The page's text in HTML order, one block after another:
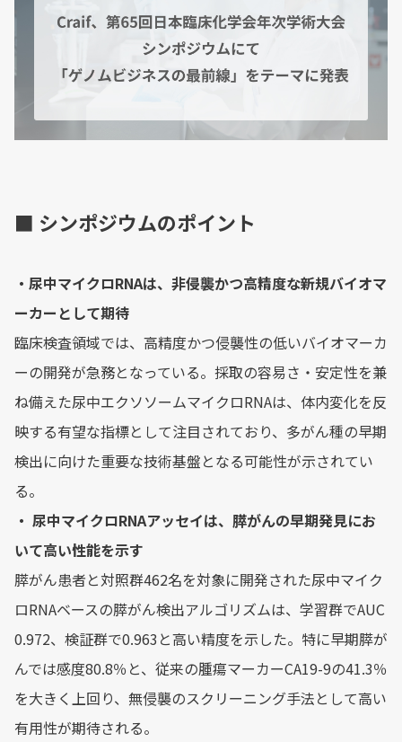
■ シンポジウムのポイント
・尿中マイクロRNAは、非侵襲かつ高精度な新規バイオマ
ーカーとして期待
臨床検査領域では、高精度かつ侵襲性の低いバイオマーカ
ーの開発が急務となっている。採取の容易さ・安定性を兼
ね備えた尿中エクソソームマイクロRNAは、体内変化を反
映する有望な指標として注目されており、多がん種の早期
検出に向けた重要な技術基盤となる可能性が示されてい
る。
・ 尿中マイクロRNAアッセイは、膵がんの早期発見にお
いて高い性能を示す
膵がん患者と対照群462名を対象に開発された尿中マイク
ロRNAベースの膵がん検出アルゴリズムは、学習群でAUC
0.972、検証群で0.963と高い精度を示した。特に早期膵が
んでは感度80.8％と、従来の腫瘍マーカーCA19-9の41.3％
を大きく上回り、無侵襲のスクリーニング手法として高い
有用性が期待される。